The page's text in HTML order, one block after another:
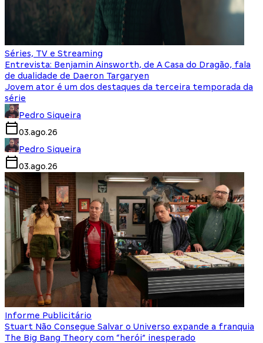
Séries, TV e Streaming
Entrevista: Benjamin Ainsworth, de A Casa do Dragão, fala
de dualidade de Daeron Targaryen
Jovem ator é um dos destaques da terceira temporada da
série
Pedro Siqueira
03.ago.26
Pedro Siqueira
03.ago.26
Informe Publicitário
Stuart Não Consegue Salvar o Universo expande a franquia
The Big Bang Theory com “herói” inesperado